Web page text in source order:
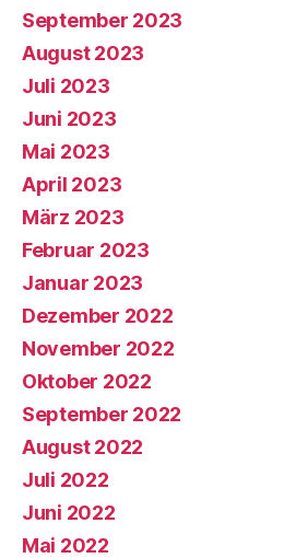
September 2023
August 2023
Juli 2023
Juni 2023
Mai 2023
April 2023
März 2023
Februar 2023
Januar 2023
Dezember 2022
November 2022
Oktober 2022
September 2022
August 2022
Juli 2022
Juni 2022
Mai 2022